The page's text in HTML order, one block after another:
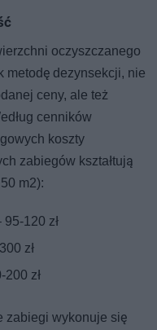
oczyszczanego
metodę dezynsekcji, nie
ceny, ale też
cenników
koszty
zabiegów kształtują
m2):
120 zł
zł
zł
zabiegi wykonuje się